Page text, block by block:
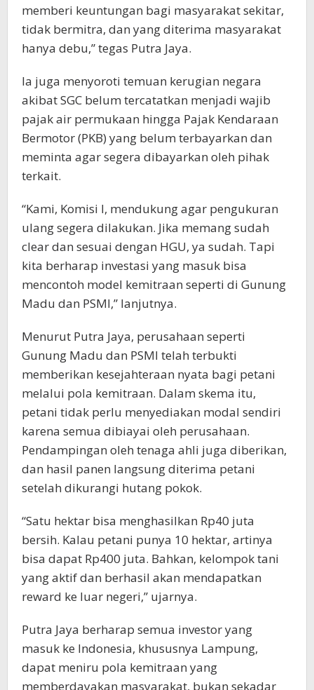
memberi keuntungan bagi masyarakat sekitar,
tidak bermitra, dan yang diterima masyarakat
hanya debu,” tegas Putra Jaya.
Ia juga menyoroti temuan kerugian negara
akibat SGC belum tercatatkan menjadi wajib
pajak air permukaan hingga Pajak Kendaraan
Bermotor (PKB) yang belum terbayarkan dan
meminta agar segera dibayarkan oleh pihak
terkait.
“Kami, Komisi I, mendukung agar pengukuran
ulang segera dilakukan. Jika memang sudah
clear dan sesuai dengan HGU, ya sudah. Tapi
kita berharap investasi yang masuk bisa
mencontoh model kemitraan seperti di Gunung
Madu dan PSMI,” lanjutnya.
Menurut Putra Jaya, perusahaan seperti
Gunung Madu dan PSMI telah terbukti
memberikan kesejahteraan nyata bagi petani
melalui pola kemitraan. Dalam skema itu,
petani tidak perlu menyediakan modal sendiri
karena semua dibiayai oleh perusahaan.
Pendampingan oleh tenaga ahli juga diberikan,
dan hasil panen langsung diterima petani
setelah dikurangi hutang pokok.
“Satu hektar bisa menghasilkan Rp40 juta
bersih. Kalau petani punya 10 hektar, artinya
bisa dapat Rp400 juta. Bahkan, kelompok tani
yang aktif dan berhasil akan mendapatkan
reward ke luar negeri,” ujarnya.
Putra Jaya berharap semua investor yang
masuk ke Indonesia, khususnya Lampung,
dapat meniru pola kemitraan yang
memberdayakan masyarakat, bukan sekadar